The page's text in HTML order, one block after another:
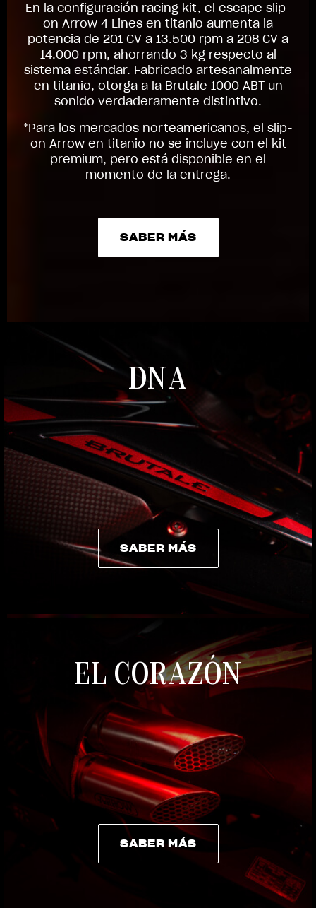
En la configuración racing kit, el escape slip-
on Arrow 4 Lines en titanio aumenta la
potencia de 201 CV a 13.500 rpm a 208 CV a
14.000 rpm, ahorrando 3 kg respecto al
sistema estándar. Fabricado artesanalmente
en titanio, otorga a la Brutale 1000 ABT un
sonido verdaderamente distintivo.
*Para los mercados norteamericanos, el slip-
on Arrow en titanio no se incluye con el kit
premium, pero está disponible en el
momento de la entrega.
SABER MÁS
DNA
SABER MÁS
SABER MÁS
EL CORAZÓN
SABER MÁS